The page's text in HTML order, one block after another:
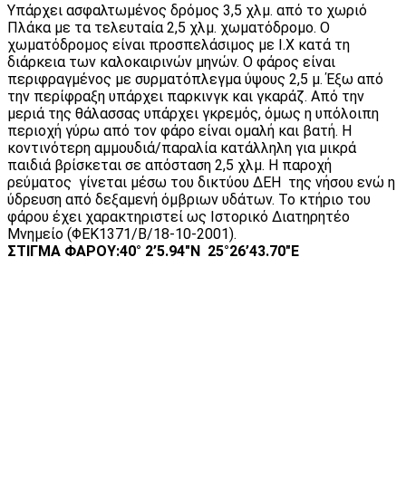
Υπάρχει ασφαλτωμένος δρόμος 3,5 χλμ. από το χωριό
Πλάκα με τα τελευταία 2,5 χλμ. χωματόδρομο. Ο
χωματόδρομος είναι προσπελάσιμος με Ι.Χ κατά τη
διάρκεια των καλοκαιρινών μηνών. Ο φάρος είναι
περιφραγμένος με συρματόπλεγμα ύψους 2,5 μ. Έξω από
την περίφραξη υπάρχει παρκινγκ και γκαράζ. Από την
μεριά της θάλασσας υπάρχει γκρεμός, όμως η υπόλοιπη
περιοχή γύρω από τον φάρο είναι ομαλή και βατή. Η
κοντινότερη αμμουδιά/παραλία κατάλληλη για μικρά
παιδιά βρίσκεται σε απόσταση 2,5 χλμ. Η παροχή
ρεύματος γίνεται μέσω του δικτύου ΔΕΗ της νήσου ενώ η
ύδρευση από δεξαμενή όμβριων υδάτων. Το κτήριο του
φάρου έχει χαρακτηριστεί ως Ιστορικό Διατηρητέο
Μνημείο (ΦΕΚ1371/Β/18-10-2001).
ΣΤΙΓΜΑ ΦΑΡΟΥ:40° 2’5.94″N 25°26’43.70″E